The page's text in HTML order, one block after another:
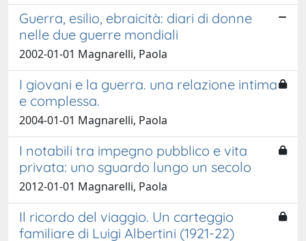
Guerra, esilio, ebraicità: diari di donne
nelle due guerre mondiali
2002-01-01 Magnarelli, Paola
I giovani e la guerra. una relazione intima
e complessa.
2004-01-01 Magnarelli, Paola
I notabili tra impegno pubblico e vita
privata: uno sguardo lungo un secolo
2012-01-01 Magnarelli, Paola
Il ricordo del viaggio. Un carteggio
familiare di Luigi Albertini (1921-22)